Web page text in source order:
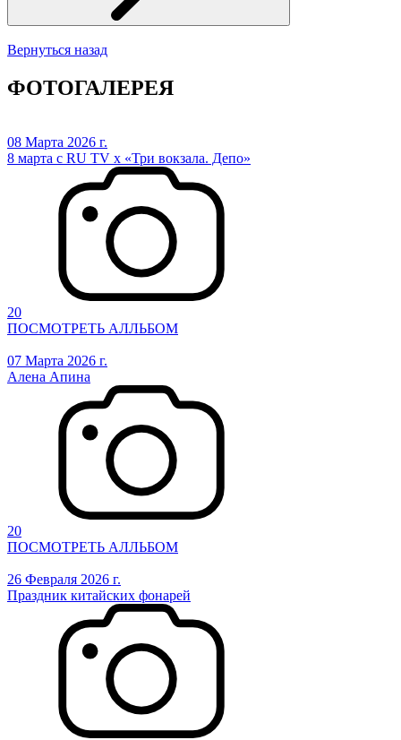
Вернуться назад
ФОТОГАЛЕРЕЯ
08 Марта 2026 г.
8 марта с RU TV х «Три вокзала. Депо»
20
ПОСМОТРЕТЬ АЛЛЬБОМ
07 Марта 2026 г.
Алена Апина
20
ПОСМОТРЕТЬ АЛЛЬБОМ
26 Февраля 2026 г.
Праздник китайских фонарей